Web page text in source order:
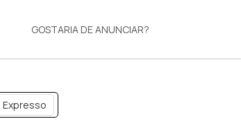
GOSTARIA DE ANUNCIAR?
Expresso